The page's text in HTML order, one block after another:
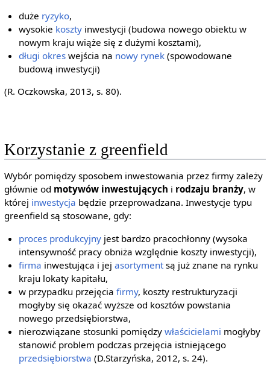
duże ryzyko,
wysokie koszty inwestycji (budowa nowego obiektu w
nowym kraju wiąże się z dużymi kosztami),
długi okres wejścia na nowy rynek (spowodowane
budową inwestycji)
(R. Oczkowska, 2013, s. 80).
Korzystanie z greenfield
Wybór pomiędzy sposobem inwestowania przez firmy zależy
głównie od motywów inwestujących i rodzaju branży, w
której inwestycja będzie przeprowadzana. Inwestycje typu
greenfield są stosowane, gdy:
proces produkcyjny jest bardzo pracochłonny (wysoka
intensywność pracy obniża względnie koszty inwestycji),
firma inwestująca i jejasortyment są już znane na rynku
kraju lokaty kapitału,
w przypadku przejęciafirmy, koszty restrukturyzacji
mogłyby się okazać wyższe od kosztów powstania
nowego przedsiębiorstwa,
nierozwiązane stosunki pomiędzywłaścicielami mogłyby
stanowić problem podczas przejęcia istniejącego
przedsiębiorstwa (D.Starzyńska, 2012, s. 24).